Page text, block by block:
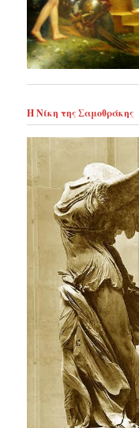
Η Νίκη της Σαμοθράκης